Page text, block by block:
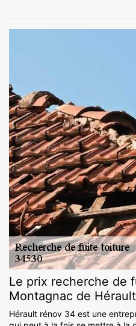
Le prix recherche de
Montagnac de
Hérault rénov 34 est une